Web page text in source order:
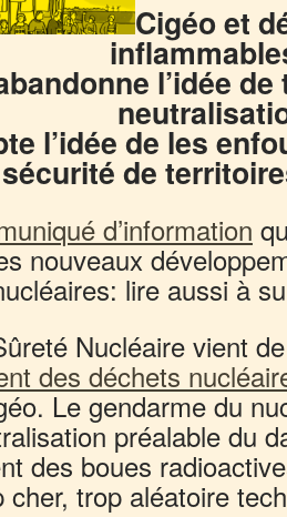
Cigéo et
l’idée
l’idée de les
sécurité de
d’information
nouveaux
lire aussi à
Nucléaire vient
des déchets
Le gendarme du
préalable du
des boues
cher, trop aléatoire